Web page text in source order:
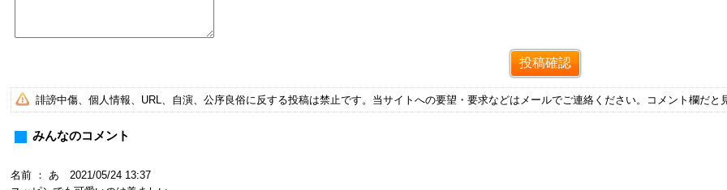
誹謗中傷、個人情報、URL、自演、公序良俗に反する投稿は禁止です。当サイトへの要望・要求などはメールでご連絡ください。コメント欄だと
みんなのコメント
名前 ： あ 2021/05/24 13:37